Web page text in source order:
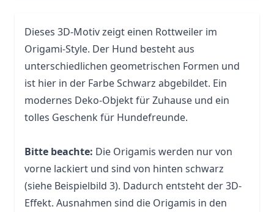
Dieses 3D-Motiv zeigt einen Rottweiler im
Origami-Style. Der Hund besteht aus
unterschiedlichen geometrischen Formen und
ist hier in der Farbe Schwarz abgebildet. Ein
modernes Deko-Objekt für Zuhause und ein
tolles Geschenk für Hundefreunde.
Bitte beachte: Die Origamis werden nur von
vorne lackiert und sind von hinten schwarz
(siehe Beispielbild 3). Dadurch entsteht der 3D-
Effekt. Ausnahmen sind die Origamis in den